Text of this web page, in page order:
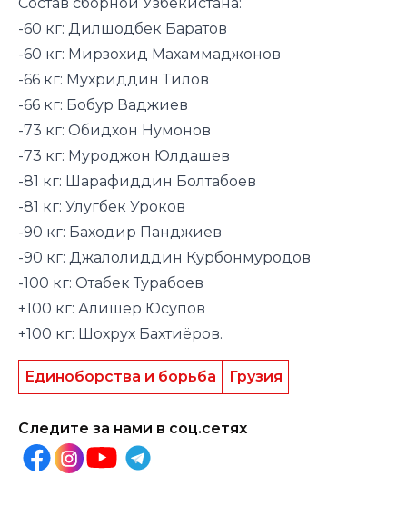
-60 кг: Дилшодбек Баратов
-60 кг: Мирзохид Махаммаджонов
-66 кг: Мухриддин Тилов
-66 кг: Бобур Ваджиев
-73 кг: Обидхон Нумонов
-73 кг: Муроджон Юлдашев
-81 кг: Шарафиддин Болтабоев
-81 кг: Улугбек Уроков
-90 кг: Баходир Панджиев
-90 кг: Джалолиддин Курбонмуродов
-100 кг: Отабек Турабоев
+100 кг: Алишер Юсупов
+100 кг: Шохрух Бахтиёров.
Единоборства и борьба Грузия
Следите за нами в соц.сетях